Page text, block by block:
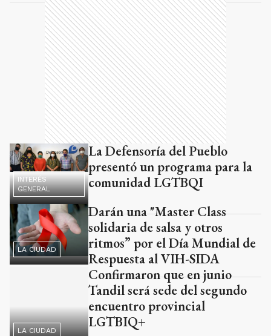
INTERÉS
GENERAL
La Defensoría del Pueblo
presentó un programa para la
comunidad LGTBQI
LA CIUDAD
Darán una "Master Class
solidaria de salsa y otros
ritmos” por el Día Mundial de
Respuesta al VIH-SIDA
LA CIUDAD
Confirmaron que en junio
Tandil será sede del segundo
encuentro provincial
LGTBIQ+